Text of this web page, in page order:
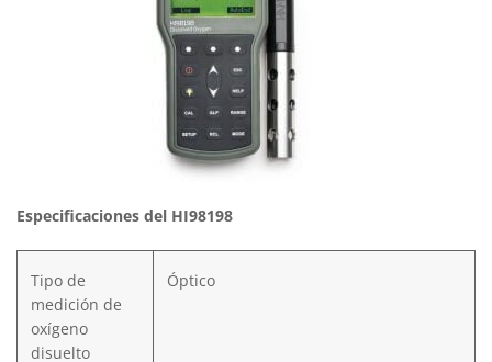
Especificaciones del HI98198
Tipo de
medición de
oxígeno
disuelto
Óptico